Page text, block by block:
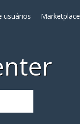
usuários Marketplace